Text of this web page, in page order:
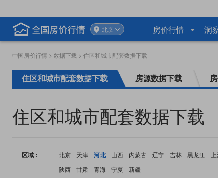
北京 房价行情 洞
中国房价行情 > 数据下载 > 住区和城市配套数据下载
住区和城市配套数据下载 房源数据下载
住区和城市配套数据下载
区域： 北京 天津 河北 山西 内蒙古 辽宁 吉林 黑龙江
陕西
甘肃 青海 宁夏 新疆